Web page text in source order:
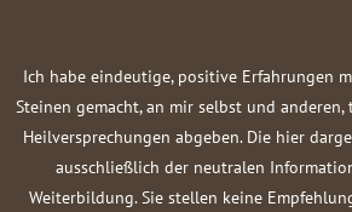
Ich habe eindeutige, positive Erfahrungen
Steinen gemacht, an mir selbst und
Heilversprechungen abgeben. Die hier
ausschließlich der neutralen
Weiterbildung. Sie stellen keine